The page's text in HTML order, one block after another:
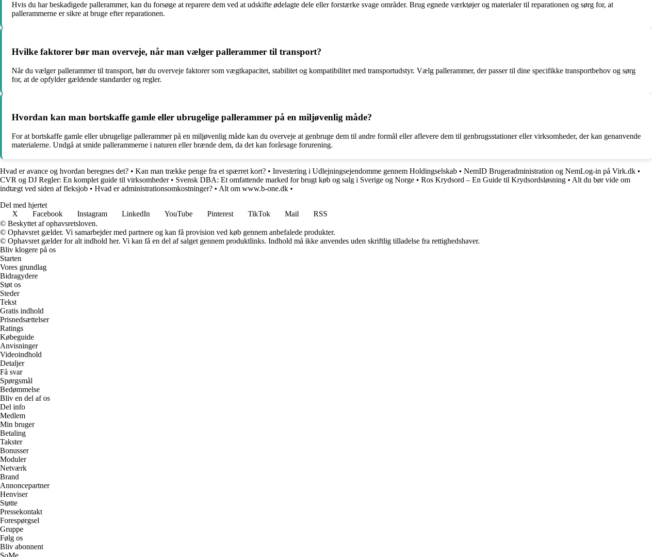
Hvis du har beskadigede pallerammer, kan du forsøge at reparere dem ved at udskifte ødelagte dele eller forstærke svage områder. Brug egnede værktøjer og materialer til reparationen og sørg for, at
pallerammerne er sikre at bruge efter reparationen.
Hvilke faktorer bør man overveje, når man vælger pallerammer til transport?
Når du vælger pallerammer til transport, bør du overveje faktorer som vægtkapacitet, stabilitet og kompatibilitet med transportudstyr. Vælg pallerammer, der passer til dine specifikke transportbehov og sørg
for, at de opfylder gældende standarder og regler.
Hvordan kan man bortskaffe gamle eller ubrugelige pallerammer på en miljøvenlig måde?
For at bortskaffe gamle eller ubrugelige pallerammer på en miljøvenlig måde kan du overveje at genbruge dem til andre formål eller aflevere dem til genbrugsstationer eller virksomheder, der kan genanvende
materialerne. Undgå at smide pallerammerne i naturen eller brænde dem, da det kan forårsage forurening.
Hvad er avance og hvordan beregnes det? • Kan man trække penge fra et spærret kort? • Investering i Udlejningsejendomme gennem Holdingselskab • NemID Brugeradministration og NemLog-in på Virk.dk •
CVR og DJ Regler: En komplet guide til virksomheder• Svensk DBA: Et omfattende marked for brugt køb og salg i Sverige og Norge • Ros Krydsord – En Guide til Krydsordsløsning • Alt du bør vide om
indtægt ved siden af fleksjob • Hvad er administrationsomkostninger? • Alt om www.b-one.dk •
Del med hjertet
X
Facebook Instagram LinkedIn YouTube Pinterest TikTok Mail
RSS
© Beskyttet af ophavsretsloven.
© Ophavsret gælder. Vi samarbejder med partnere og kan få provision ved køb gennem anbefalede produkter.
© Ophavsret gælder for alt indhold her. Vi kan få en del af salget gennem produktlinks. Indhold må ikke anvendes uden skriftlig tilladelse fra rettighedshaver.
Bliv klogere på os
Starten
Vores grundlag
Bidragydere
Støt os
Steder
Tekst
Gratis indhold
Prisnedsættelser
Ratings
Købeguide
Anvisninger
Videoindhold
Detaljer
Få svar
Spørgsmål
Bedømmelse
Bliv en del af os
Del info
Medlem
Min bruger
Betaling
Takster
Bonusser
Moduler
Netværk
Brand
Annoncepartner
Henviser
Støtte
Pressekontakt
Forespørgsel
Gruppe
Følg os
Bliv abonnent
SoMe